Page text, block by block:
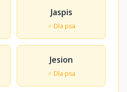
Jaspis
♂ Dla psa
Jesion
♂ Dla psa